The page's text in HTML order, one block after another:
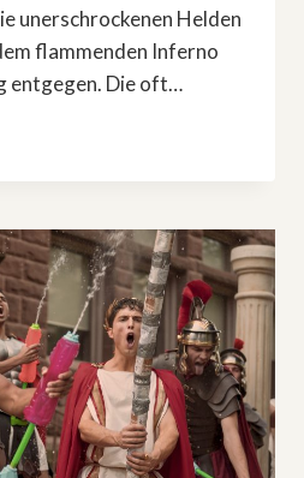
unerschrockenen Helden
flammenden Inferno
entgegen. Die oft…